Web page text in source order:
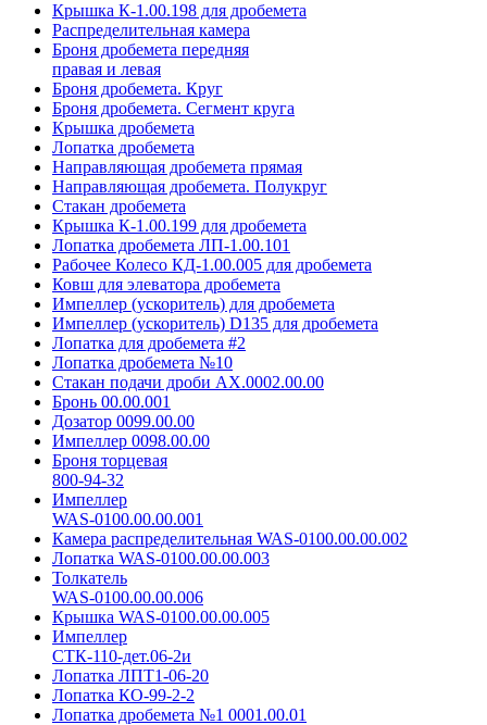
Крышка К-1.00.198 для дробемета
Распределительная камера
Броня дробемета передняя
правая и левая
Броня дробемета. Круг
Броня дробемета. Сегмент круга
Крышка дробемета
Лопатка дробемета
Направляющая дробемета прямая
Направляющая дробемета. Полукруг
Стакан дробемета
Крышка К-1.00.199 для дробемета
Лопатка дробемета ЛП-1.00.101
Рабочее Колесо КД-1.00.005 для дробемета
Ковш для элеватора дробемета
Импеллер (ускоритель) для дробемета
Импеллер (ускоритель) D135 для дробемета
Лопатка для дробемета #2
Лопатка дробемета №10
Стакан подачи дроби АХ.0002.00.00
Бронь 00.00.001
Дозатор 0099.00.00
Импеллер 0098.00.00
Броня торцевая
800-94-32
Импеллер
WAS-0100.00.00.001
Камера распределительная WAS-0100.00.00.002
Лопатка WAS-0100.00.00.003
Толкатель
WAS-0100.00.00.006
Крышка WAS-0100.00.00.005
Импеллер
СТК-110-дет.06-2и
Лопатка ЛПТ1-06-20
Лопатка КО-99-2-2
Лопатка дробемета №1 0001.00.01